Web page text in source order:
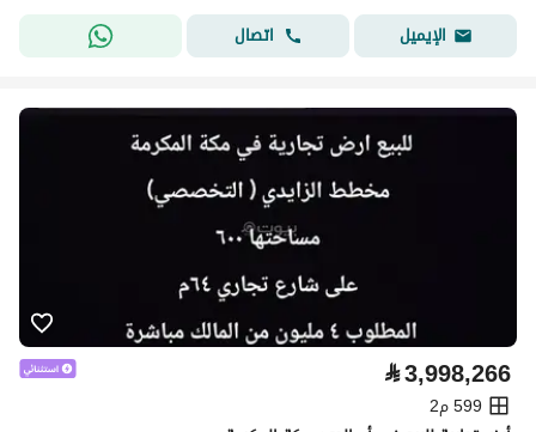
الإيميل
اتصال
⃁3,998,266
599 م2